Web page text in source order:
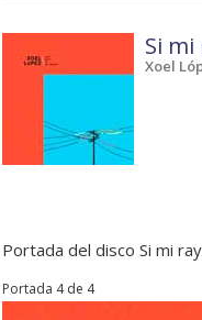
Si
Xoel
Portada del disco Si mi
Portada 4 de 4